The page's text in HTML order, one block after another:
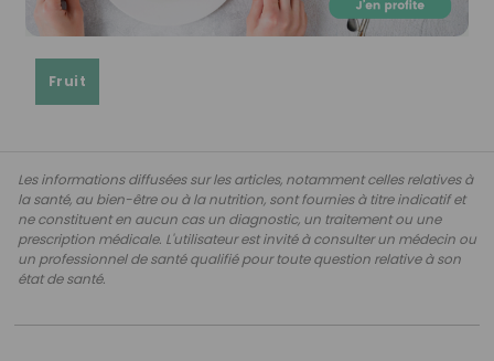
Fruit
Les informations diffusées sur les articles, notamment celles relatives à
la santé, au bien-être ou à la nutrition, sont fournies à titre indicatif et
ne constituent en aucun cas un diagnostic, un traitement ou une
prescription médicale. L'utilisateur est invité à consulter un médecin ou
un professionnel de santé qualifié pour toute question relative à son
état de santé.